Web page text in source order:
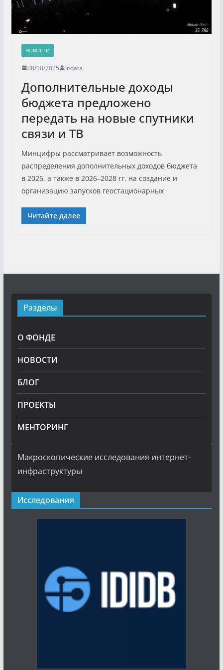
НОВОСТИ
08/10/2025 Indata
Дополнительные доходы
бюджета предложено
передать на новые спутники
связи и ТВ
Минцифры рассматривает возможность
распределения дополнительных доходов бюджета
в 2025, а также в 2026–2028 гг. на создание и
организацию запусков геостационарных
Читайте далее
Разделы
О ФОНДЕ
НОВОСТИ
БЛОГ
ПРОЕКТЫ
МЕНТОРИНГ
Макроскопические исследования интернет-
инфраструктуры
Исследования